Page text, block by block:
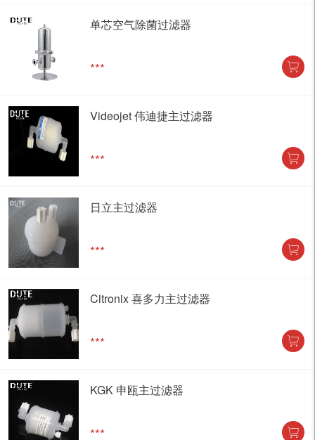
单芯空气除菌过滤器
***
Videojet 伟迪捷主过滤器
***
日立主过滤器
***
Citronix 喜多力主过滤器
***
KGK 申瓯主过滤器
***